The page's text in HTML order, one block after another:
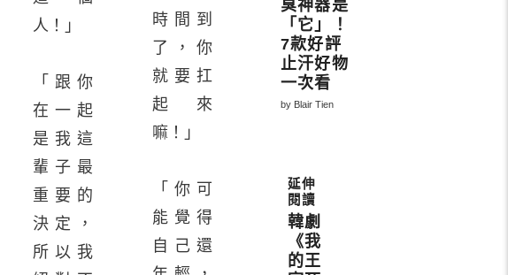
人！」
「跟你
在一起
是我這
輩子最
重要的
決定，
所以我
時間到
了，你
就要扛
起來
嘛！」
「你可
能覺得
自己還
臭神器是
「它」！
7款好評
止汗好物
一次看
by Blair Tien
韓劇
《我
的王